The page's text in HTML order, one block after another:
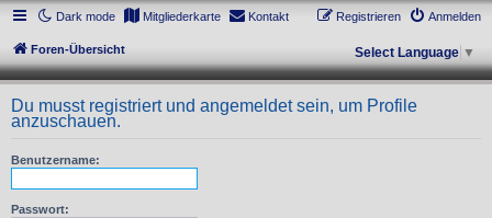
Dark mode
Mitgliederkarte Kontakt Anmelden
Registrieren
Foren-Übersicht Select Language ▼
Du musst registriert und angemeldet sein, um Profile
anzuschauen.
Benutzername:
Passwort: